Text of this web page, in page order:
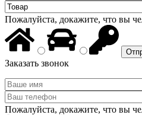
Пожалуйста, докажите, что вы
Заказать звонок
Пожалуйста, докажите, что вы